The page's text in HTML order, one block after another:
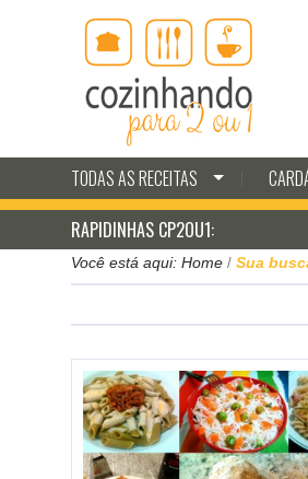
TODAS AS RECEITAS
RAPIDINHAS CP2OU1:
Jantar pá-pum: receitas
Você está aqui: Home / Sua